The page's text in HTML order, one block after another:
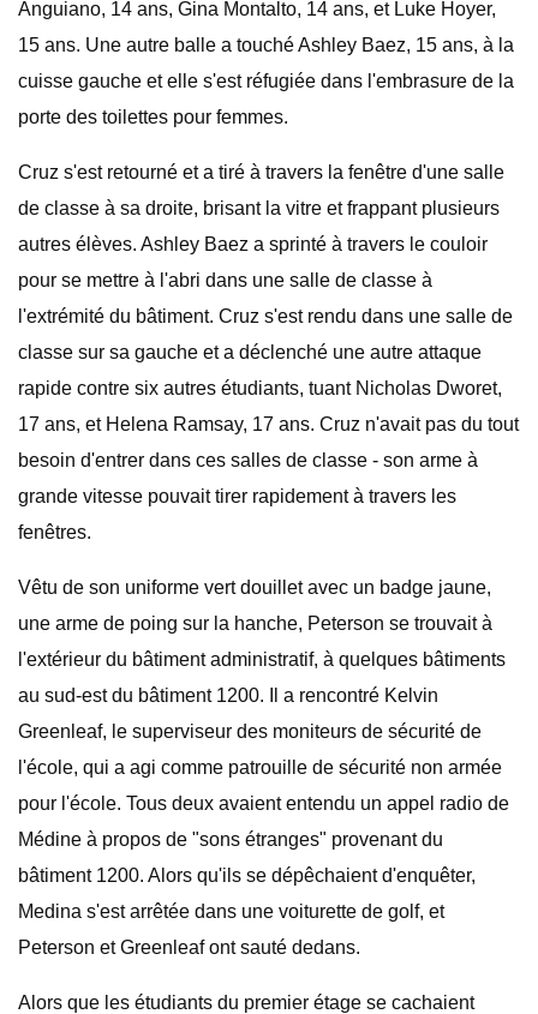
Anguiano, 14 ans, Gina Montalto, 14 ans, et Luke Hoyer,
15 ans. Une autre balle a touché Ashley Baez, 15 ans, à la
cuisse gauche et elle s'est réfugiée dans l'embrasure de la
porte des toilettes pour femmes.
Cruz s'est retourné et a tiré à travers la fenêtre d'une salle
de classe à sa droite, brisant la vitre et frappant plusieurs
autres élèves. Ashley Baez a sprinté à travers le couloir
pour se mettre à l'abri dans une salle de classe à
l'extrémité du bâtiment. Cruz s'est rendu dans une salle de
classe sur sa gauche et a déclenché une autre attaque
rapide contre six autres étudiants, tuant Nicholas Dworet,
17 ans, et Helena Ramsay, 17 ans. Cruz n'avait pas du tout
besoin d'entrer dans ces salles de classe - son arme à
grande vitesse pouvait tirer rapidement à travers les
fenêtres.
Vêtu de son uniforme vert douillet avec un badge jaune,
une arme de poing sur la hanche, Peterson se trouvait à
l'extérieur du bâtiment administratif, à quelques bâtiments
au sud-est du bâtiment 1200. Il a rencontré Kelvin
Greenleaf, le superviseur des moniteurs de sécurité de
l'école, qui a agi comme patrouille de sécurité non armée
pour l'école. Tous deux avaient entendu un appel radio de
Médine à propos de "sons étranges" provenant du
bâtiment 1200. Alors qu'ils se dépêchaient d'enquêter,
Medina s'est arrêtée dans une voiturette de golf, et
Peterson et Greenleaf ont sauté dedans.
Alors que les étudiants du premier étage se cachaient